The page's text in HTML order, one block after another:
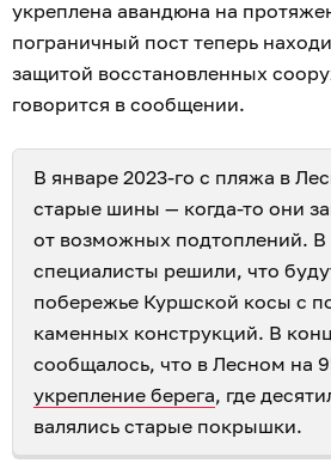
укреплена авандюна на
пограничный пост теперь
защитой восстановленных
говорится в сообщении.
В январе 2023-го с пляжа в
старые шины — когда-то они
от возможных подтоплений. В
специалисты решили, что
побережье Куршской косы с
каменных конструкций. В
сообщалось, что в Лесном на
укрепление берега, где
валялись старые покрышки.